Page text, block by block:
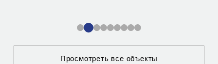
Просмотреть все объекты